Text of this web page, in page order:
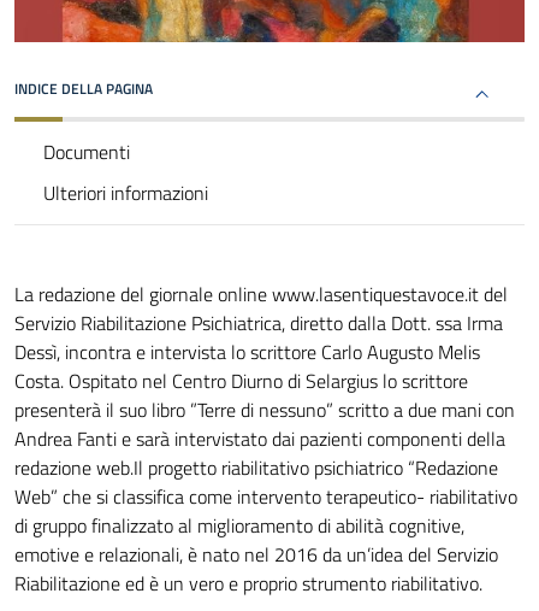
INDICE DELLA PAGINA
Documenti
Ulteriori informazioni
La redazione del giornale online www.lasentiquestavoce.it del
Servizio Riabilitazione Psichiatrica, diretto dalla Dott. ssa Irma
Dessì, incontra e intervista lo scrittore Carlo Augusto Melis
Costa. Ospitato nel Centro Diurno di Selargius lo scrittore
presenterà il suo libro ”Terre di nessuno” scritto a due mani con
Andrea Fanti e sarà intervistato dai pazienti componenti della
redazione web.Il progetto riabilitativo psichiatrico “Redazione
Web” che si classifica come intervento terapeutico- riabilitativo
di gruppo finalizzato al miglioramento di abilità cognitive,
emotive e relazionali, è nato nel 2016 da un’idea del Servizio
Riabilitazione ed è un vero e proprio strumento riabilitativo.